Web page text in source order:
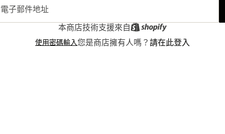
本商店技術支援來自
使用密碼輸入您是商店擁有人嗎？ 請在此登入